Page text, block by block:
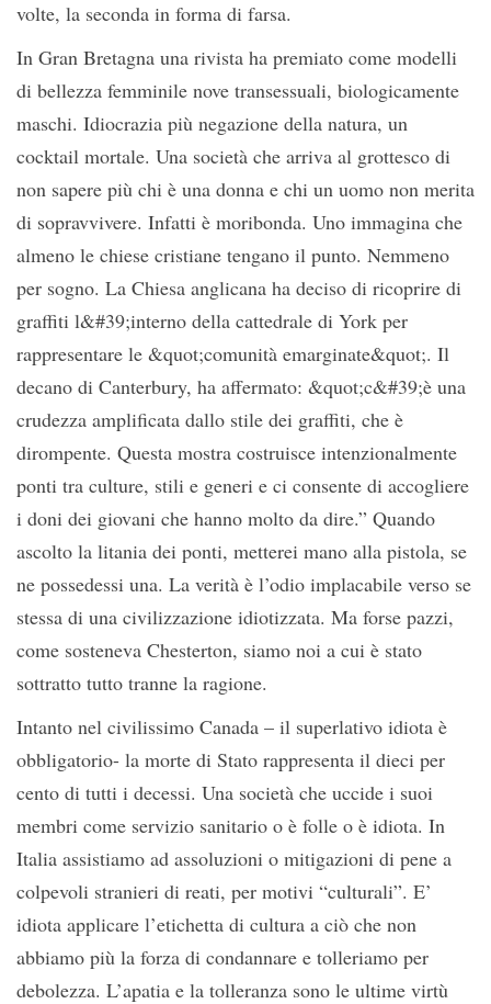
volte, la seconda in forma di farsa.
In Gran Bretagna una rivista ha premiato come modelli
di bellezza femminile nove transessuali, biologicamente
maschi. Idiocrazia più negazione della natura, un
cocktail mortale. Una società che arriva al grottesco di
non sapere più chi è una donna e chi un uomo non merita
di sopravvivere. Infatti è moribonda. Uno immagina che
almeno le chiese cristiane tengano il punto. Nemmeno
per sogno. La Chiesa anglicana ha deciso di ricoprire di
graffiti l&#39;interno della cattedrale di York per
rappresentare le &quot;comunità emarginate&quot;. Il
decano di Canterbury, ha affermato: &quot;c&#39;è una
crudezza amplificata dallo stile dei graffiti, che è
dirompente. Questa mostra costruisce intenzionalmente
ponti tra culture, stili e generi e ci consente di accogliere
i doni dei giovani che hanno molto da dire.” Quando
ascolto la litania dei ponti, metterei mano alla pistola, se
ne possedessi una. La verità è l’odio implacabile verso se
stessa di una civilizzazione idiotizzata. Ma forse pazzi,
come sosteneva Chesterton, siamo noi a cui è stato
sottratto tutto tranne la ragione.
Intanto nel civilissimo Canada – il superlativo idiota è
obbligatorio- la morte di Stato rappresenta il dieci per
cento di tutti i decessi. Una società che uccide i suoi
membri come servizio sanitario o è folle o è idiota. In
Italia assistiamo ad assoluzioni o mitigazioni di pene a
colpevoli stranieri di reati, per motivi “culturali”. E’
idiota applicare l’etichetta di cultura a ciò che non
abbiamo più la forza di condannare e tolleriamo per
debolezza. L’apatia e la tolleranza sono le ultime virtù